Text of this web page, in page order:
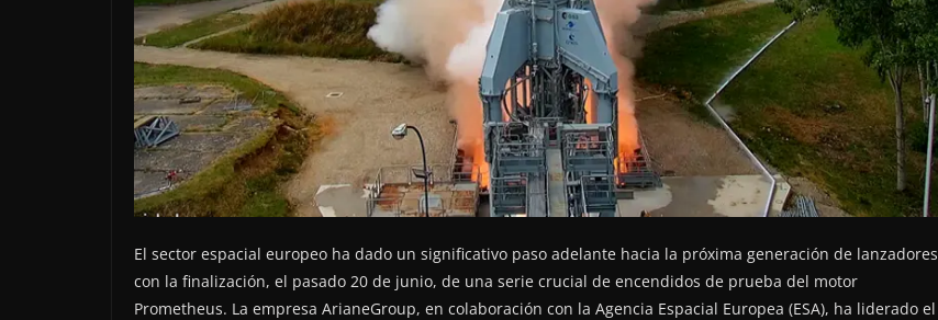
El sector espacial europeo ha dado un significativo paso adelante hacia la próxima generación de lanzadores
con la finalización, el pasado 20 de junio, de una serie crucial de encendidos de prueba del motor
Prometheus. La empresa ArianeGroup, en colaboración con la Agencia Espacial Europea (ESA), ha liderado el